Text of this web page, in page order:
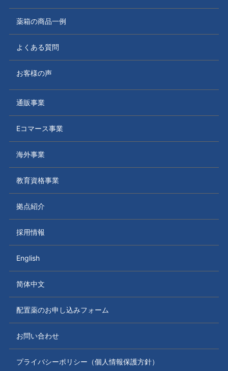
薬箱の商品一例
よくある質問
お客様の声
通販事業
Eコマース事業
海外事業
教育資格事業
拠点紹介
採用情報
English
简体中文
配置薬のお申し込みフォーム
お問い合わせ
プライバシーポリシー（個人情報保護方針）